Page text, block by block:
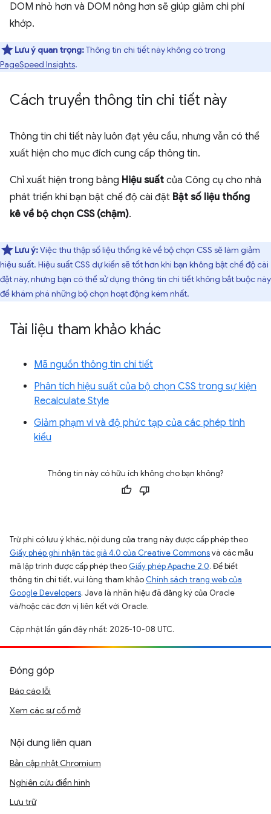
DOM nhỏ hơn và DOM nông hơn sẽ giúp giảm chi phí
khớp.
Lưu ý quan trọng:Thông tin chi tiết này không có trong
PageSpeed Insights.
Cách truyền thông tin chi tiết này
Thông tin chi tiết này luôn đạt yêu cầu, nhưng vẫn có thể
xuất hiện cho mục đích cung cấp thông tin.
Chỉ xuất hiện trong bảng Hiệu suất của Công cụ cho nhà
phát triển khi bạn bật chế độ cài đặt Bật số liệu thống
kê về bộ chọn CSS (chậm).
Lưu ý:Việc thu thập số liệu thống kê về bộ chọn CSS sẽ làm giảm
hiệu suất. Hiệu suất CSS dự kiến sẽ tốt hơn khi bạn không bật chế độ cài
đặt này, nhưng bạn có thể sử dụng thông tin chi tiết không bắt buộc này
để khám phá những bộ chọn hoạt động kém nhất.
Tài liệu tham khảo khác
Mã nguồn thông tin chi tiết
Phân tích hiệu suất của bộ chọn CSS trong sự kiện
Recalculate Style
Giảm phạm vi và độ phức tạp của các phép tính
kiểu
Thông tin này có hữu ích không cho bạn không?
Trừ phi có lưu ý khác, nội dung của trang này được cấp phép theo
Giấy phép ghi nhận tác giả 4.0 của Creative Commonsvà các mẫu
mã lập trình được cấp phép theo Giấy phép Apache 2.0. Để biết
thông tin chi tiết, vui lòng tham khảo Chính sách trang web của
Google Developers. Java là nhãn hiệu đã đăng ký của Oracle
và/hoặc các đơn vị liên kết với Oracle.
Cập nhật lần gần đây nhất: 2025-10-08 UTC.
Đóng góp
Báo cáo lỗi
Xem các sự cố mở
Nội dung liên quan
Bản cập nhật Chromium
Nghiên cứu điển hình
Lưu trữ